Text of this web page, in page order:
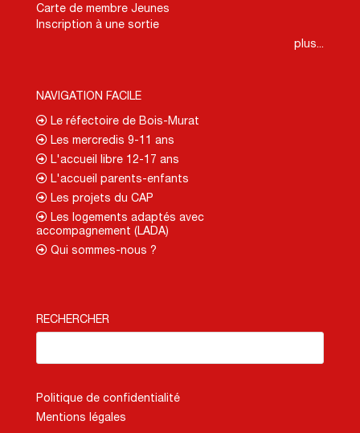
Carte de membre Jeunes
Inscription à une sortie
plus...
NAVIGATION FACILE
Le réfectoire de Bois-Murat
Les mercredis 9-11 ans
L'accueil libre 12-17 ans
L'accueil parents-enfants
Les projets du CAP
Les logements adaptés avec
accompagnement (LADA)
Qui sommes-nous ?
RECHERCHER
Politique de confidentialité
Mentions légales